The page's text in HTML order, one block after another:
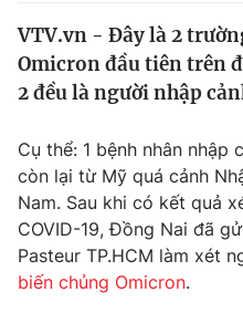
Y tế
Tin tức
Thế giới đó đây
Câu chuyện quốc tế
Kinh tế
Tài chính
Thị trường
Dữ liệu và đời sống
Giáo dục
VTV.vn - Đây là 2
Omicron đầu tiên trên
2 đều là người nhập
Cụ thể: 1 bệnh nhân nhập
còn lại từ Mỹ quá cảnh
Nam. Sau khi có kết quả
COVID-19, Đồng Nai đã
Pasteur TP.HCM làm xét
biến chủng Omicron.